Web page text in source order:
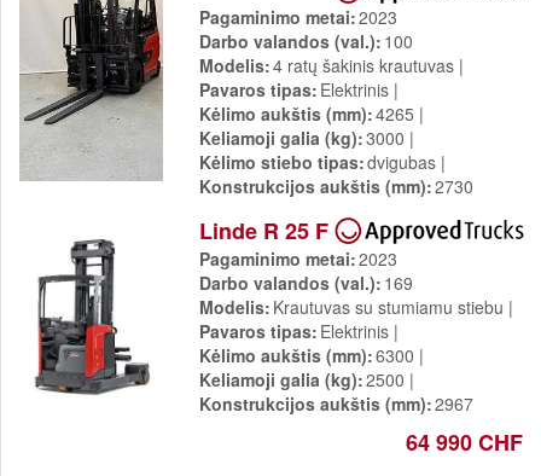
Pagaminimo metai 2023
Darbo valandos (val.) 100
Modelis 4 ratų šakinis krautuvas
Pavaros tipas Elektrinis
Kėlimo aukštis (mm) 4265
Keliamoji galia (kg) 3000
Kėlimo stiebo tipas dvigubas
Konstrukcijos aukštis (mm) 2730
67 780 CHF
Linde R 25 F
Pagaminimo metai 2023
Darbo valandos (val.) 169
Modelis Krautuvas su stumiamu stiebu
Pavaros tipas Elektrinis
Kėlimo aukštis (mm) 6300
Keliamoji galia (kg) 2500
Konstrukcijos aukštis (mm) 2967
64 990 CHF